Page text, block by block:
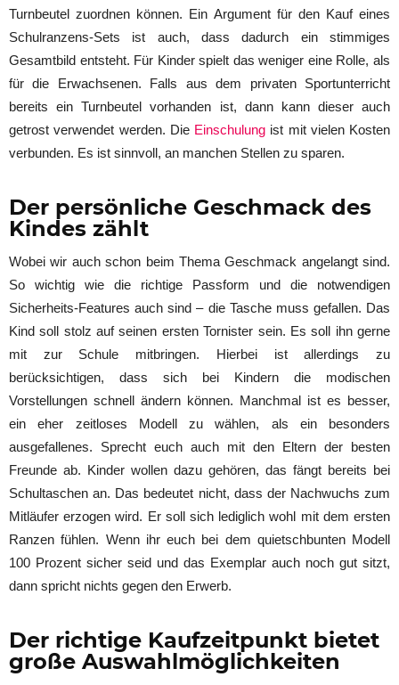
Turnbeutel zuordnen können. Ein Argument für den Kauf eines
Schulranzens-Sets ist auch, dass dadurch ein stimmiges
Gesamtbild entsteht. Für Kinder spielt das weniger eine Rolle, als
für die Erwachsenen. Falls aus dem privaten Sportunterricht
bereits ein Turnbeutel vorhanden ist, dann kann dieser auch
getrost verwendet werden. Die Einschulung ist mit vielen Kosten
verbunden. Es ist sinnvoll, an manchen Stellen zu sparen.
Der persönliche Geschmack des
Kindes zählt
Wobei wir auch schon beim Thema Geschmack angelangt sind.
So wichtig wie die richtige Passform und die notwendigen
Sicherheits-Features auch sind – die Tasche muss gefallen. Das
Kind soll stolz auf seinen ersten Tornister sein. Es soll ihn gerne
mit zur Schule mitbringen. Hierbei ist allerdings zu
berücksichtigen, dass sich bei Kindern die modischen
Vorstellungen schnell ändern können. Manchmal ist es besser,
ein eher zeitloses Modell zu wählen, als ein besonders
ausgefallenes. Sprecht euch auch mit den Eltern der besten
Freunde ab. Kinder wollen dazu gehören, das fängt bereits bei
Schultaschen an. Das bedeutet nicht, dass der Nachwuchs zum
Mitläufer erzogen wird. Er soll sich lediglich wohl mit dem ersten
Ranzen fühlen. Wenn ihr euch bei dem quietschbunten Modell
100 Prozent sicher seid und das Exemplar auch noch gut sitzt,
dann spricht nichts gegen den Erwerb.
Der richtige Kaufzeitpunkt bietet
große Auswahlmöglichkeiten